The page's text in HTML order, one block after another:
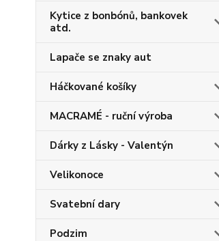
Kytice z bonbónů, bankovek
atd.
Lapače se znaky aut
Háčkované košíky
MACRAMÉ - ruční výroba
Dárky z Lásky - Valentýn
Velikonoce
Svatební dary
Podzim